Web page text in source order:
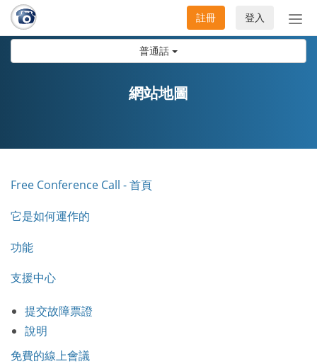
普通話
切
換
登入
註冊
網站地圖
Free Conference Call - 首頁
它是如何運作的
功能
支援中心
提交故障票證
說明
免費的線上會議